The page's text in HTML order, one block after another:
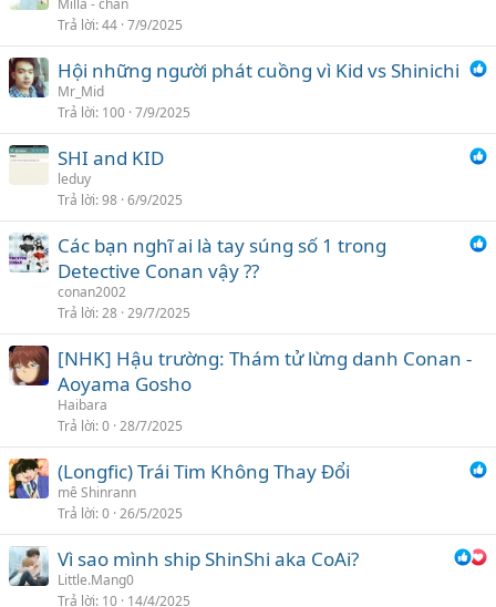
Milla - chan
Trả lời 44 7/9/2025
Hội những người phát cuồng vì Kid vs Shinichi
Mr_Mid
Trả lời 100 7/9/2025
SHI and KID
leduy
Trả lời 98 6/9/2025
Các bạn nghĩ ai là tay súng số 1 trong
Detective Conan vậy ??
conan2002
Trả lời 28 29/7/2025
[NHK] Hậu trường: Thám tử lừng danh Conan -
Aoyama Gosho
Haibara
Trả lời 0 28/7/2025
(Longfic) Trái Tim Không Thay Đổi
mê Shinrann
Trả lời 0 26/5/2025
Vì sao mình ship ShinShi aka CoAi?
Little.Mang0
Trả lời 10 14/4/2025